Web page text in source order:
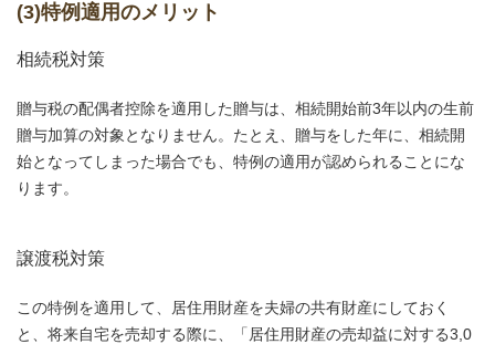
(3)特例適用のメリット
相続税対策
贈与税の配偶者控除を適用した贈与は、相続開始前3年以内の生前
贈与加算の対象となりません。たとえ、贈与をした年に、相続開
始となってしまった場合でも、特例の適用が認められることにな
ります。
譲渡税対策
この特例を適用して、居住用財産を夫婦の共有財産にしておく
と、将来自宅を売却する際に、「居住用財産の売却益に対する3,0